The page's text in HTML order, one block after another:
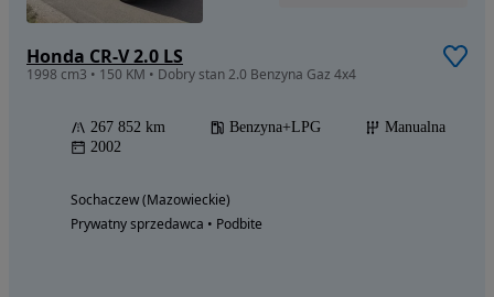
Honda CR-V 2.0 LS
1998 cm3 • 150 KM • Dobry stan 2.0 Benzyna Gaz 4x4
267 852 km Benzyna+LPG
Manualna
2002
Sochaczew (Mazowieckie)
Prywatny sprzedawca • Podbite